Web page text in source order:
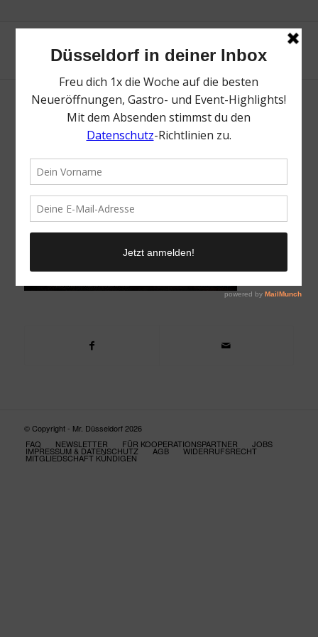
Boccocino
21. Oktober 2021 /
© Copyright - Mr. Düsseldorf 2026
FAQ
NEWSLETTER FÜR KOOPERATIONSPARTNER JOBS
IMPRESSUM & DATENSCHUTZ AGB WIDERRUFSRECHT
MITGLIEDSCHAFT KÜNDIGEN